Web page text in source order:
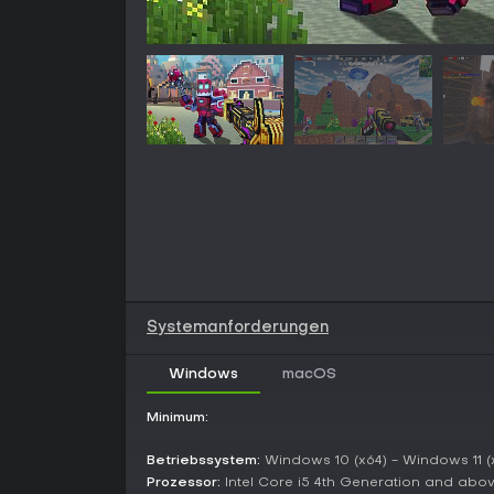
Systemanforderungen
Windows macOS
Minimum:
Betriebssystem: Windows 10 (x64) - Windows 11
Prozessor: Intel Core i5 4th Generation and